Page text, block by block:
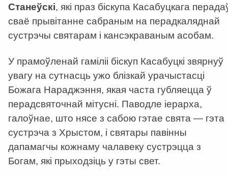
Станеўскі, які праз біскупа Касабуцкага
сваё прывітанне сабраным на перадкаляднай
сустрэчы святарам і кансэкраваным асобам.
У прамоўленай гаміліі біскуп Касабуцкі звярнуў
увагу на сутнасць ужо блізкай урачыстасці
Божага Нараджэння, якая часта губляецца ў
перадсвяточнай мітусні. Паводле іерарха,
галоўнае, што нясе з сабою гэтае свята — гэта
сустрэча з Хрыстом, і святары павінны
дапамагчы кожнаму чалавеку сустрэцца з
Богам, які прыходзіць у гэты свет.